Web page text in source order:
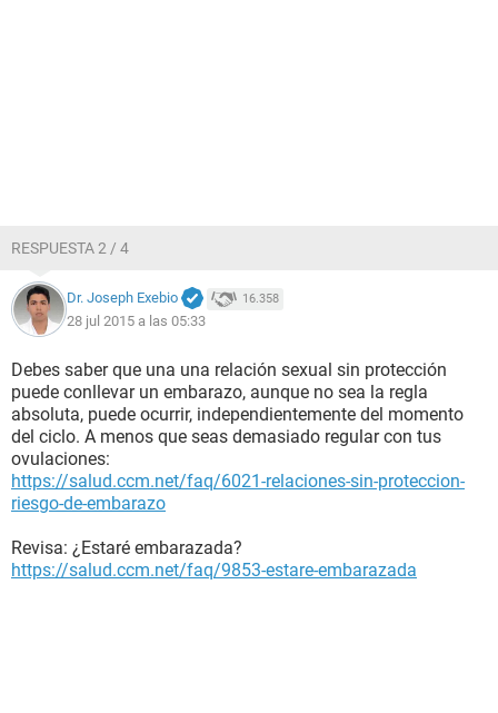
RESPUESTA 2 / 4
Dr. Joseph Exebio 16.358
28 jul 2015 a las 05:33
Debes saber que una una relación sexual sin protección
puede conllevar un embarazo, aunque no sea la regla
absoluta, puede ocurrir, independientemente del momento
del ciclo. A menos que seas demasiado regular con tus
ovulaciones:
https://salud.ccm.net/faq/6021-relaciones-sin-proteccion-
riesgo-de-embarazo
Revisa: ¿Estaré embarazada?
https://salud.ccm.net/faq/9853-estare-embarazada